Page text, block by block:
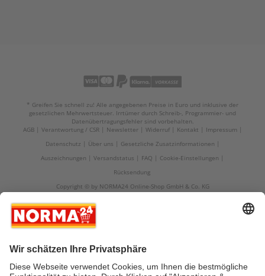
* Greifen Sie schnell zu! Alle angegebenen Preise in Euro und inklusive der
gesetzlichen Mehrwertsteuer. Irrtümer durch Schreib-, Programmier- und
Datenübertragungsfehler sind vorbehalten.
AGB
Verantwortung / CSR Newsletter Widerruf Kontakt
Impressum
Datenschutz
Über uns
Gesetzliche Zusatzinformationen
Auszeichnungen
Versandstatus FAQ
Cookie-Einstellungen
Rücksendung
Copyright © by NORMA24 Online-Shop GmbH & Co. KG